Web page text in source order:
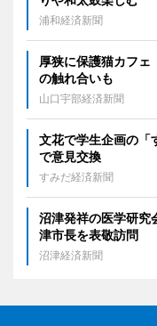
浦和経済新聞
厚狭に保護猫カフ
の触れ合いも
山口宇部経済新聞
文花で学生企画の
で意見交換
すみだ経済新聞
沼津発祥の医学研
津市長を表敬訪問
沼津経済新聞